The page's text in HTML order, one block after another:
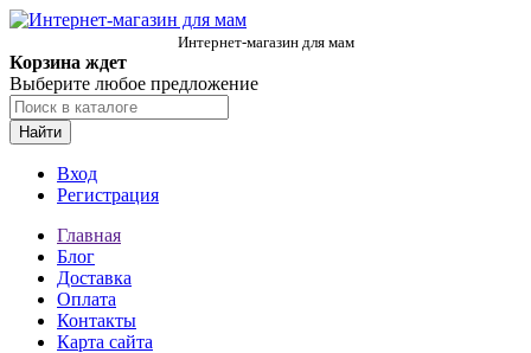
Интернет-магазин для мам
Корзина ждет
Выберите любое предложение
Найти
Вход
Регистрация
Главная
Блог
Доставка
Оплата
Контакты
Карта сайта